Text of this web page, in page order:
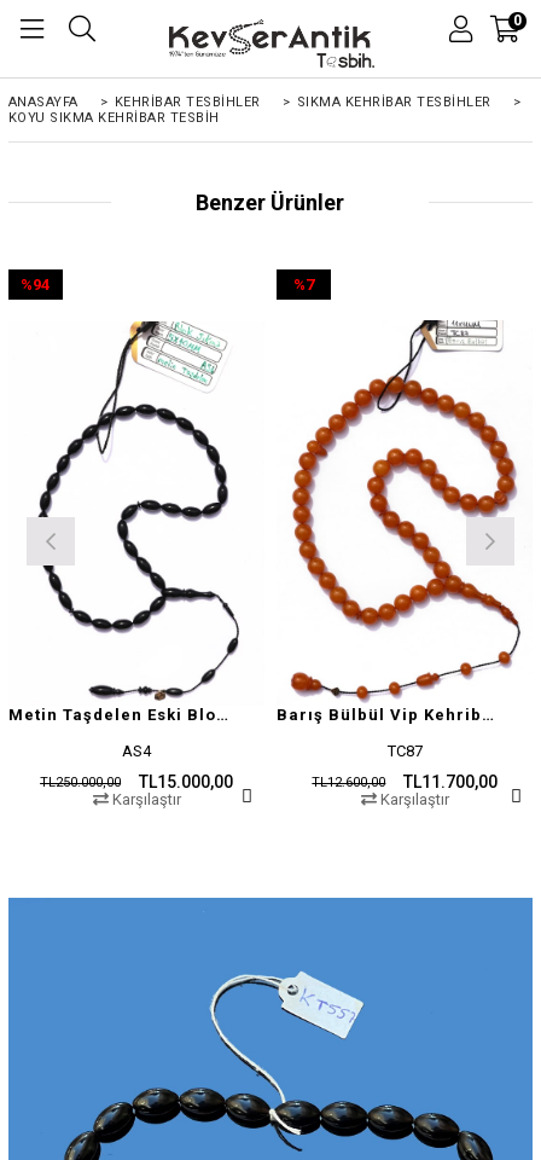
0
ANASAYFA > KEHRIBAR TESBIHLER > SIKMA KEHRİBAR TESBİHLER
>
KOYU SIKMA KEHRIBAR TESBIH
Benzer Ürünler
Metin Taşdelen Eski Blok Sıkma
AS4
TL15.000,00
TL250.000,00
%94
Karşılaştır
Barış Bülbül Vip Kehribar Tesbih
TC87
TL11.700,00
TL12.600,00
%7
Karşılaştır